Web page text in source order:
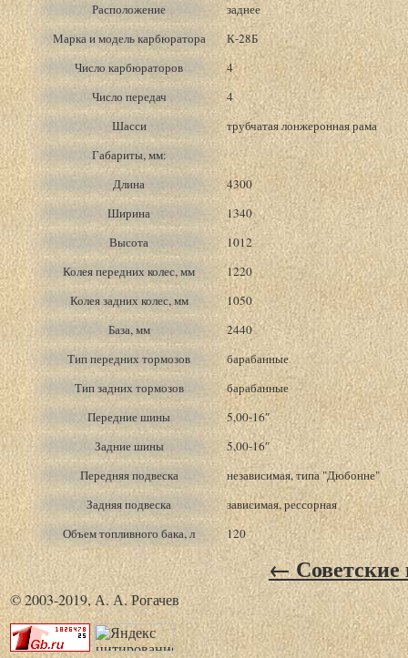
Расположение
заднее
Марка и модель карбюратора
К-28Б
Число карбюраторов
4
Число передач
4
Шасси
трубчатая лонжеронная рама
Габариты, мм:
Длина
4300
Ширина
1340
Высота
1012
Колея передних колес, мм
1220
Колея задних колес, мм
1050
База, мм
2440
Тип передних тормозов
барабанные
Тип задних тормозов
барабанные
Передние шины
5,00-16″
Задние шины
5,00-16″
Передняя подвеска
независимая, типа "Дюбонне"
Задняя подвеска
зависимая, рессорная
Объем топливного бака, л
120
← Советские